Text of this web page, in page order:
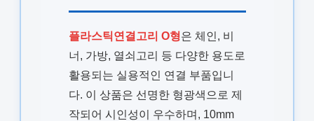
플라스틱연결고리 O형은 체인, 비
너, 가방, 열쇠고리 등 다양한 용도로
활용되는 실용적인 연결 부품입니
다. 이 상품은 선명한 형광색으로 제
작되어 시인성이 우수하며, 10mm